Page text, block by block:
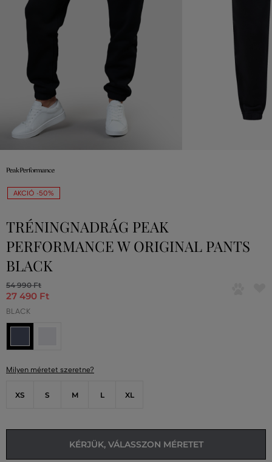
AKCIÓ -50%
TRÉNINGNADRÁG PEAK
PERFORMANCE W ORIGINAL PANTS
BLACK
54 990 Ft
27 490 Ft
BLACK
Milyen méretet szeretne?
XS S M L XL
KÉRJÜK, VÁLASSZON MÉRETET